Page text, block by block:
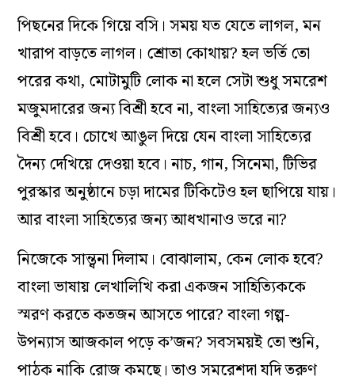
পিছনের দিকে গিয়ে বসি। সময় যত যেতে লাগল, মন
খারাপ বাড়তে লাগল। শ্রোতা কোথায়?‌ হল ভর্তি তো
পরের কথা, মোটামুটি লোক না হলে সেটা শুধু সমরেশ
মজুমদারের জন্য বিশ্রী হবে না, বাংলা সাহিত্যের জন্যও
বিশ্রী হবে। চোখে আঙুল দিয়ে যেন বাংলা সাহিত্যের
দৈন্য দেখিয়ে দেওয়া হবে। নাচ, গান, সিনেমা, টিভির
পুরস্কার অনুষ্ঠানে চড়া দামের টিকিটেও হল ছাপিয়ে যায়।
আর বাংলা সাহিত্যের জন্য ‌আধখানাও ভরে না?‌
নিজেকে সান্ত্বনা দিলাম। বোঝালাম, কেন লোক হবে?‌
বাংলা ভাষায় লেখালিখি করা একজন সাহিত্যিককে
স্মরণ করতে কতজন আসতে পারে?‌ বাংলা গল্প-
উপন্যাস আজকাল পড়ে ক’জন? সবসময়ই তো শুনি,
পাঠক নাকি রোজ কমছে।‌ তাও সমরেশদা যদি তরুণ